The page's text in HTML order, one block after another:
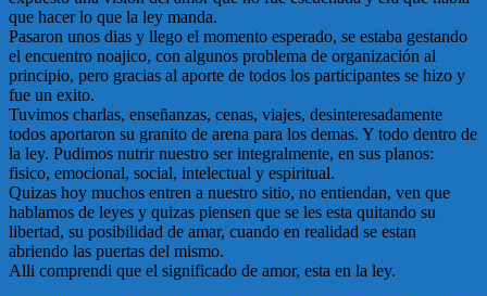
que hacer lo que la ley manda.
Pasaron unos dias y llego el momento esperado, se estaba gestando
el encuentro noajico, con algunos problema de organización al
principio, pero gracias al aporte de todos los participantes se hizo y
fue un exito.
Tuvimos charlas, enseñanzas, cenas, viajes, desinteresadamente
todos aportaron su granito de arena para los demas. Y todo dentro de
la ley. Pudimos nutrir nuestro ser integralmente, en sus planos:
fisico, emocional, social, intelectual y espiritual.
Quizas hoy muchos entren a nuestro sitio, no entiendan, ven que
hablamos de leyes y quizas piensen que se les esta quitando su
libertad, su posibilidad de amar, cuando en realidad se estan
abriendo las puertas del mismo.
Alli comprendi que el significado de amor, esta en la ley.